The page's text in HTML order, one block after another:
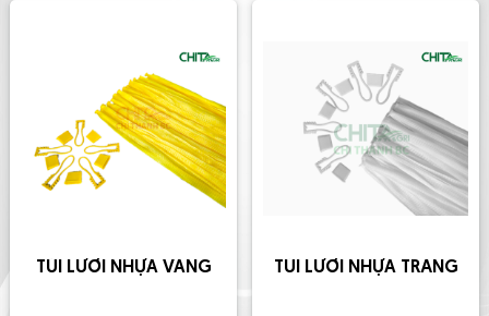
TÚI LƯỚI NHỰA VÀNG TÚI LƯỚI NHỰA TRẮNG